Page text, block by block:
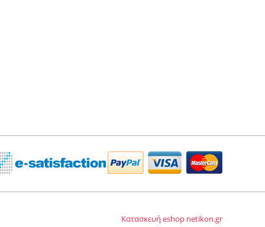
Κατασκευή eshop netikon.gr